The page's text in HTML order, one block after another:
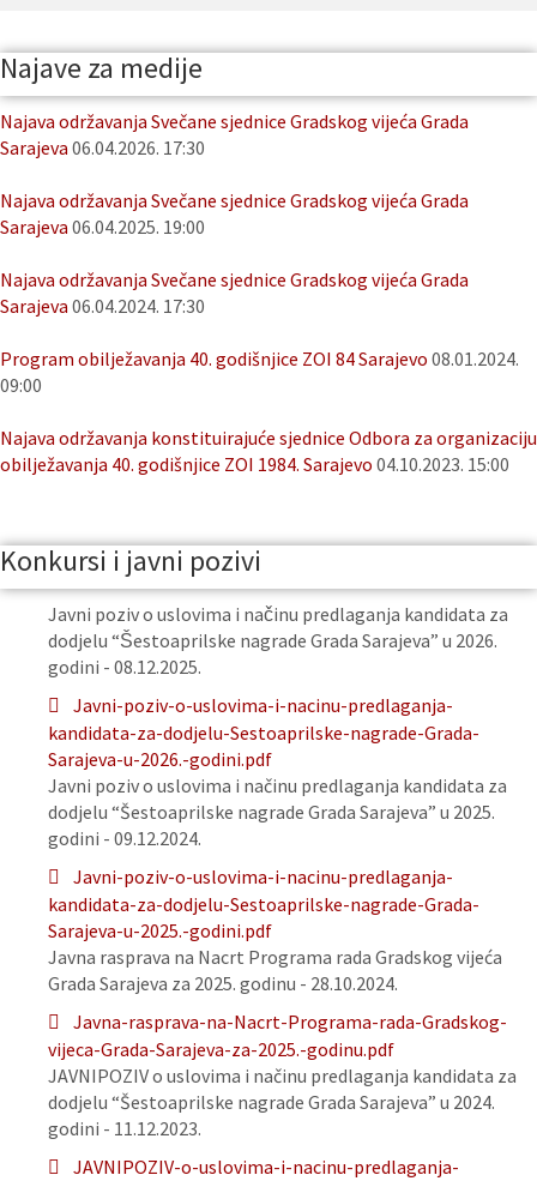
Najave za medije
Najava održavanja Svečane sjednice Gradskog vijeća Grada
Sarajeva 06.04.2026. 17:30
Najava održavanja Svečane sjednice Gradskog vijeća Grada
Sarajeva 06.04.2025. 19:00
Najava održavanja Svečane sjednice Gradskog vijeća Grada
Sarajeva 06.04.2024. 17:30
Program obilježavanja 40. godišnjice ZOI 84 Sarajevo 08.01.2024.
09:00
Najava održavanja konstituirajuće sjednice Odbora za organizaciju
obilježavanja 40. godišnjice ZOI 1984. Sarajevo 04.10.2023. 15:00
Konkursi i javni pozivi
Javni poziv o uslovima i načinu predlaganja kandidata za
dodjelu “Šestoaprilske nagrade Grada Sarajeva” u 2026.
godini - 08.12.2025.
Javni-poziv-o-uslovima-i-nacinu-predlaganja-
kandidata-za-dodjelu-Sestoaprilske-nagrade-Grada-
Sarajeva-u-2026.-godini.pdf
Javni poziv o uslovima i načinu predlaganja kandidata za
dodjelu “Šestoaprilske nagrade Grada Sarajeva” u 2025.
godini - 09.12.2024.
Javni-poziv-o-uslovima-i-nacinu-predlaganja-
kandidata-za-dodjelu-Sestoaprilske-nagrade-Grada-
Sarajeva-u-2025.-godini.pdf
Javna rasprava na Nacrt Programa rada Gradskog vijeća
Grada Sarajeva za 2025. godinu - 28.10.2024.
Javna-rasprava-na-Nacrt-Programa-rada-Gradskog-
vijeca-Grada-Sarajeva-za-2025.-godinu.pdf
JAVNIPOZIV o uslovima i načinu predlaganja kandidata za
dodjelu “Šestoaprilske nagrade Grada Sarajeva” u 2024.
godini - 11.12.2023.
JAVNIPOZIV-o-uslovima-i-nacinu-predlaganja-